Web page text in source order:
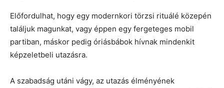
Előfordulhat, hogy egy modernkori törzsi rituálé közepén
találjuk magunkat, vagy éppen egy fergeteges mobil
partiban, máskor pedig óriásbábok hívnak mindenkit
képzeletbeli utazásra.
A szabadság utáni vágy, az utazás élményének